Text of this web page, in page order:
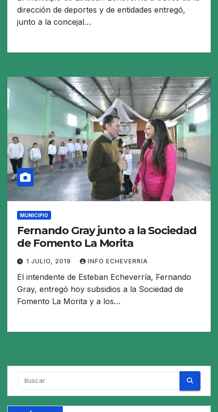
dirección de deportes y de entidades entregó,
junto a la concejal…
MUNICIPIO
Fernando Gray junto a la Sociedad
de Fomento La Morita
1 JULIO, 2019 INFO ECHEVERRIA
El intendente de Esteban Echeverría, Fernando
Gray, entregó hoy subsidios a la Sociedad de
Fomento La Morita y a los…